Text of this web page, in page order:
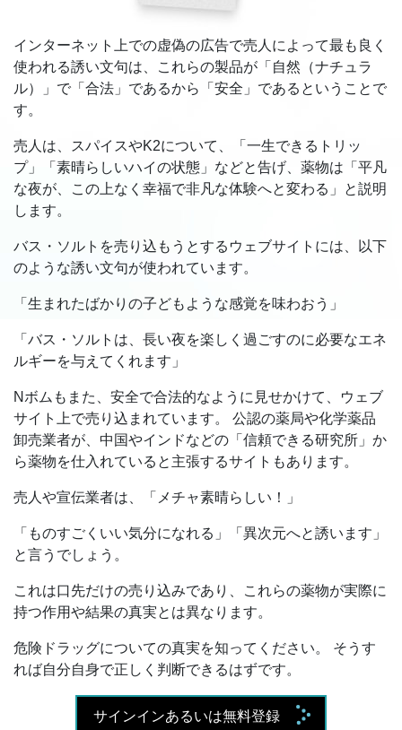
インターネット上での虚偽の広告で売人によって最も良く
使われる誘い文句は、これらの製品が「自然（ナチュラ
ル）」で「合法」であるから「安全」であるということで
す。
売人は、スパイスやK2について、「一生できるトリッ
プ」「素晴らしいハイの状態」などと告げ、薬物は「平凡
な夜が、この上なく幸福で非凡な体験へと変わる」と説明
します。
バス・ソルトを売り込もうとするウェブサイトには、以下
のような誘い文句が使われています。
「生まれたばかりの子どもような感覚を味わおう」
「バス・ソルトは、長い夜を楽しく過ごすのに必要なエネ
ルギーを与えてくれます」
Nボムもまた、安全で合法的なように見せかけて、ウェブ
サイト上で売り込まれています。 公認の薬局や化学薬品
卸売業者が、中国やインドなどの「信頼できる研究所」か
ら薬物を仕入れていると主張するサイトもあります。
売人や宣伝業者は、「メチャ素晴らしい！」
「ものすごくいい気分になれる」「異次元へと誘います」
と言うでしょう。
これは口先だけの売り込みであり、これらの薬物が実際に
持つ作用や結果の真実とは異なります。
危険ドラッグについての真実を知ってください。 そうす
れば自分自身で正しく判断できるはずです。
サインインあるいは無料登録